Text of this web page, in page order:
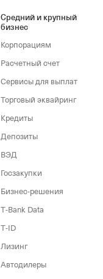
Средний и крупный
бизнес
Корпорациям
Расчетный счет
Сервисы для выплат
Торговый эквайринг
Кредиты
Депозиты
ВЭД
Госзакупки
Бизнес-решения
T‑Bank Data
T‑ID
Лизинг
Автодилеры